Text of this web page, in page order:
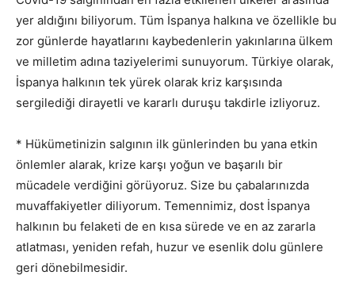
yer aldığını biliyorum. Tüm İspanya halkına ve özellikle bu
zor günlerde hayatlarını kaybedenlerin yakınlarına ülkem
ve milletim adına taziyelerimi sunuyorum. Türkiye olarak,
İspanya halkının tek yürek olarak kriz karşısında
sergilediği dirayetli ve kararlı duruşu takdirle izliyoruz.
* Hükümetinizin salgının ilk günlerinden bu yana etkin
önlemler alarak, krize karşı yoğun ve başarılı bir
mücadele verdiğini görüyoruz. Size bu çabalarınızda
muvaffakiyetler diliyorum. Temennimiz, dost İspanya
halkının bu felaketi de en kısa sürede ve en az zararla
atlatması, yeniden refah, huzur ve esenlik dolu günlere
geri dönebilmesidir.